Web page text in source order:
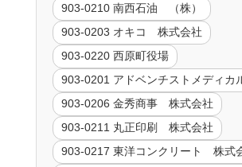
903-0210 南西石油 （株）
903-0203 オキコ 株式会社
903-0220 西原町役場
903-0201 アドベンチストメディカ
903-0206 金秀商事 株式会社
903-0211 丸正印刷 株式会社
903-0217 東洋コンクリート 株式